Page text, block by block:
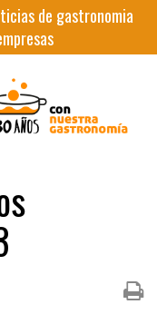
de gastronomia